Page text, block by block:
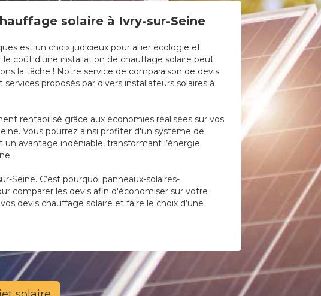
solaire à Ivry-sur-Seine
est un choix judicieux pour allier écologie et
coût d'une installation de chauffage solaire peut
la tâche ! Notre service de comparaison de devis
proposés par divers installateurs solaires à
rentabilisé grâce aux économies réalisées sur vos
Vous pourrez ainsi profiter d'un système de
avantage indéniable, transformant l’énergie
Seine. C’est pourquoi panneaux-solaires-
comparer les devis afin d'économiser sur votre
devis chauffage solaire et faire le choix d’une